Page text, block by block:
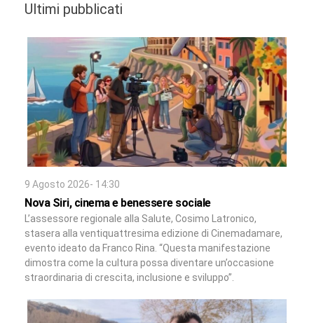
Ultimi pubblicati
9 Agosto 2026- 14:30
Nova Siri, cinema e benessere sociale
L’assessore regionale alla Salute, Cosimo Latronico,
stasera alla ventiquattresima edizione di Cinemadamare,
evento ideato da Franco Rina. “Questa manifestazione
dimostra come la cultura possa diventare un’occasione
straordinaria di crescita, inclusione e sviluppo”.